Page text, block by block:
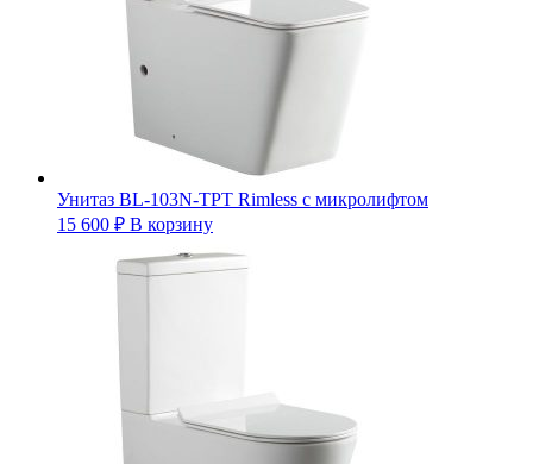
Унитаз BL-103N-TPT Rimless с микролифтом
15 600 ₽ В корзину